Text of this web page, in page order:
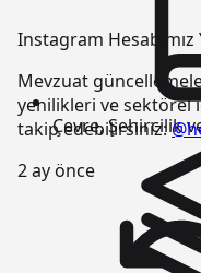
Instagram Hesabımız
Mevzuat
yenilikleri ve sektörel
takip edebilirsiniz:
2 ay önce
Çevre, Şehircilik